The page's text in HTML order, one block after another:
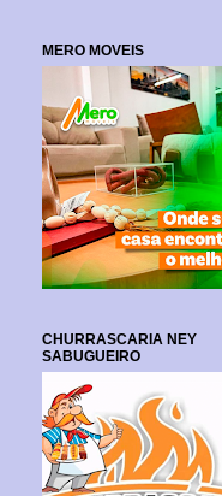
MERO MOVEIS
CHURRASCARIA NEY
SABUGUEIRO